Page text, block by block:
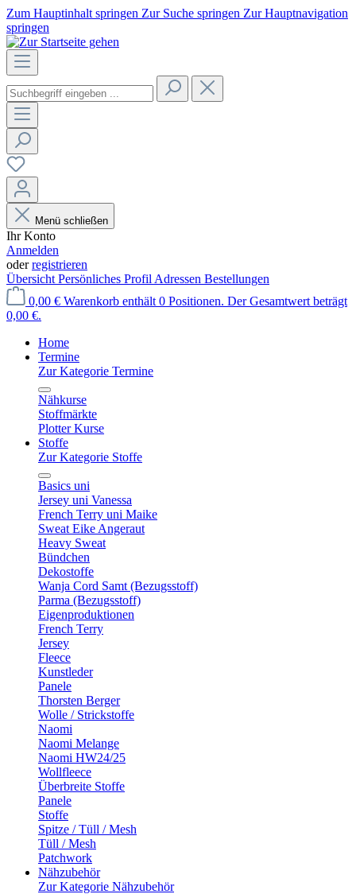
Zum Hauptinhalt springen Zur Suche springen Zur Hauptnavigation
springen
Menü schließen
Ihr Konto
Anmelden
oderregistrieren
Übersicht Persönliches Profil Adressen Bestellungen
0,00 € Warenkorb enthält 0 Positionen. Der Gesamtwert beträgt
0,00 €.
Home
Termine
Zur Kategorie Termine
Nähkurse
Stoffmärkte
Plotter Kurse
Stoffe
Zur Kategorie Stoffe
Basics uni
Jersey uni Vanessa
French Terry uni Maike
Sweat Eike Angeraut
Heavy Sweat
Bündchen
Dekostoffe
Wanja Cord Samt (Bezugsstoff)
Parma (Bezugsstoff)
Eigenproduktionen
French Terry
Jersey
Fleece
Kunstleder
Panele
Thorsten Berger
Wolle / Strickstoffe
Naomi
Naomi Melange
Naomi HW24/25
Wollfleece
Überbreite Stoffe
Panele
Stoffe
Spitze / Tüll / Mesh
Tüll / Mesh
Patchwork
Nähzubehör
Zur Kategorie Nähzubehör